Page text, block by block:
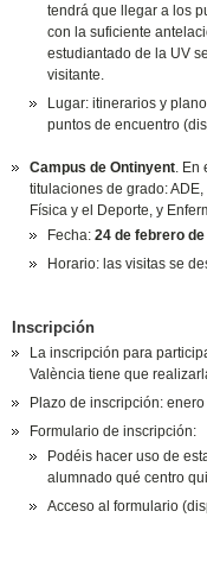
tendrá que llegar a los
con la suficiente
estudiantado de la UV
visitante.
Lugar: itinerarios y
puntos de encuentro
Campus de Ontinyent. En
titulaciones de grado:
Física y el Deporte, y
Fecha:24 de febrero
Horario: las visitas se
Inscripción
La inscripción para
València tiene que
Plazo de inscripción:
Formulario de inscripción:
Podéis hacer uso de
alumnado qué centro
Acceso al formulario